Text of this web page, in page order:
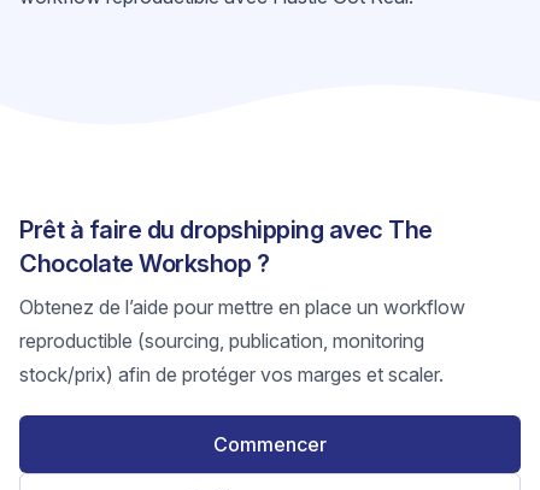
Prêt à faire du dropshipping avec The
Chocolate Workshop ?
Obtenez de l’aide pour mettre en place un workflow
reproductible (sourcing, publication, monitoring
stock/prix) afin de protéger vos marges et scaler.
Commencer